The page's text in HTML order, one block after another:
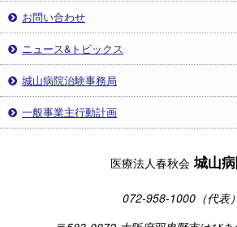
お問い合わせ
ニュース&トピックス
城山病院治験事務局
一般事業主行動計画
医療法人春秋会 城山
072-958-1000（代表）